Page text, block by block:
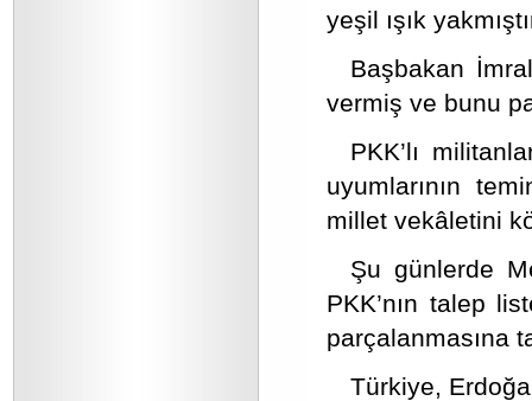
yeşil ışık
Başbakan
vermiş ve bunu
PKK’lı
uyumlarının
millet vekâletini
Şu günlerde
PKK’nın talep
parçalanmasına
Türkiye,